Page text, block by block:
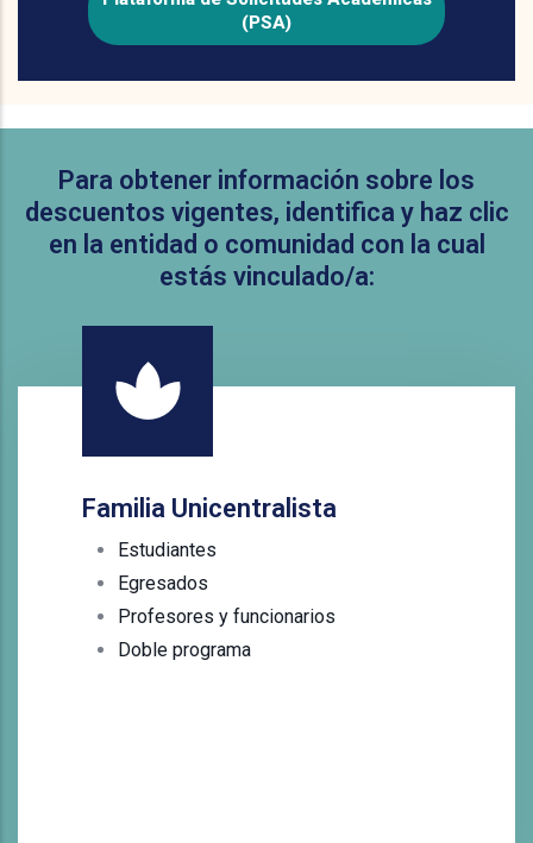
(PSA)
Para obtener información sobre los
descuentos vigentes, identifica y haz clic
en la entidad o comunidad con la cual
estás vinculado/a:
Familia Unicentralista
Estudiantes
Egresados
Profesores y funcionarios
Doble programa